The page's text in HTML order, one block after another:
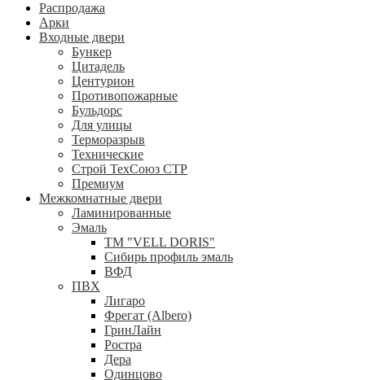
Распродажа
Арки
Входные двери
Бункер
Цитадель
Центурион
Противопожарные
Бульдорс
Для улицы
Терморазрыв
Технические
Строй ТехСоюз СТР
Премиум
Межкомнатные двери
Ламинированные
Эмаль
ТМ "VELL DORIS"
Сибирь профиль эмаль
ВФД
ПВХ
Лигаро
Фрегат (Albero)
ГринЛайн
Ростра
Дера
Одинцово